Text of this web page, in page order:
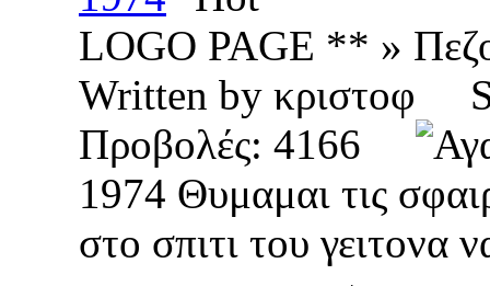
LOGO PAGE ** »
Written by κριστοφ
Προβολές: 4166
1974 Θυμαμαι τις
στο σπιτι του γειτονα